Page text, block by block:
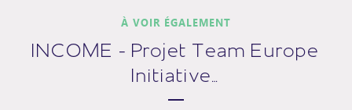
À VOIR ÉGALEMENT
INCOME - Projet Team Europe
Initiative…